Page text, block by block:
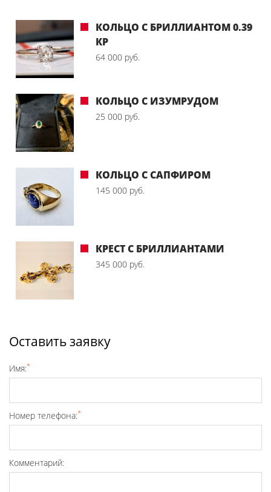
КОЛЬЦО С БРИЛЛИАНТОМ 0.39
КР
64 000 руб.
КОЛЬЦО С ИЗУМРУДОМ
25 000 руб.
КОЛЬЦО С САПФИРОМ
145 000 руб.
КРЕСТ С БРИЛЛИАНТАМИ
345 000 руб.
Оставить заявку
Имя:*
Номер телефона:*
Комментарий: